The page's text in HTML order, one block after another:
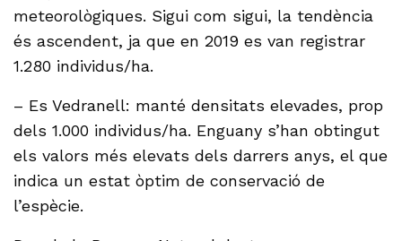
meteorològiques. Sigui com sigui, la tendència
és ascendent, ja que en 2019 es van registrar
1.280 individus/ha.
– Es Vedranell: manté densitats elevades, prop
dels 1.000 individus/ha. Enguany s’han obtingut
els valors més elevats dels darrers anys, el que
indica un estat òptim de conservació de
l’espècie.